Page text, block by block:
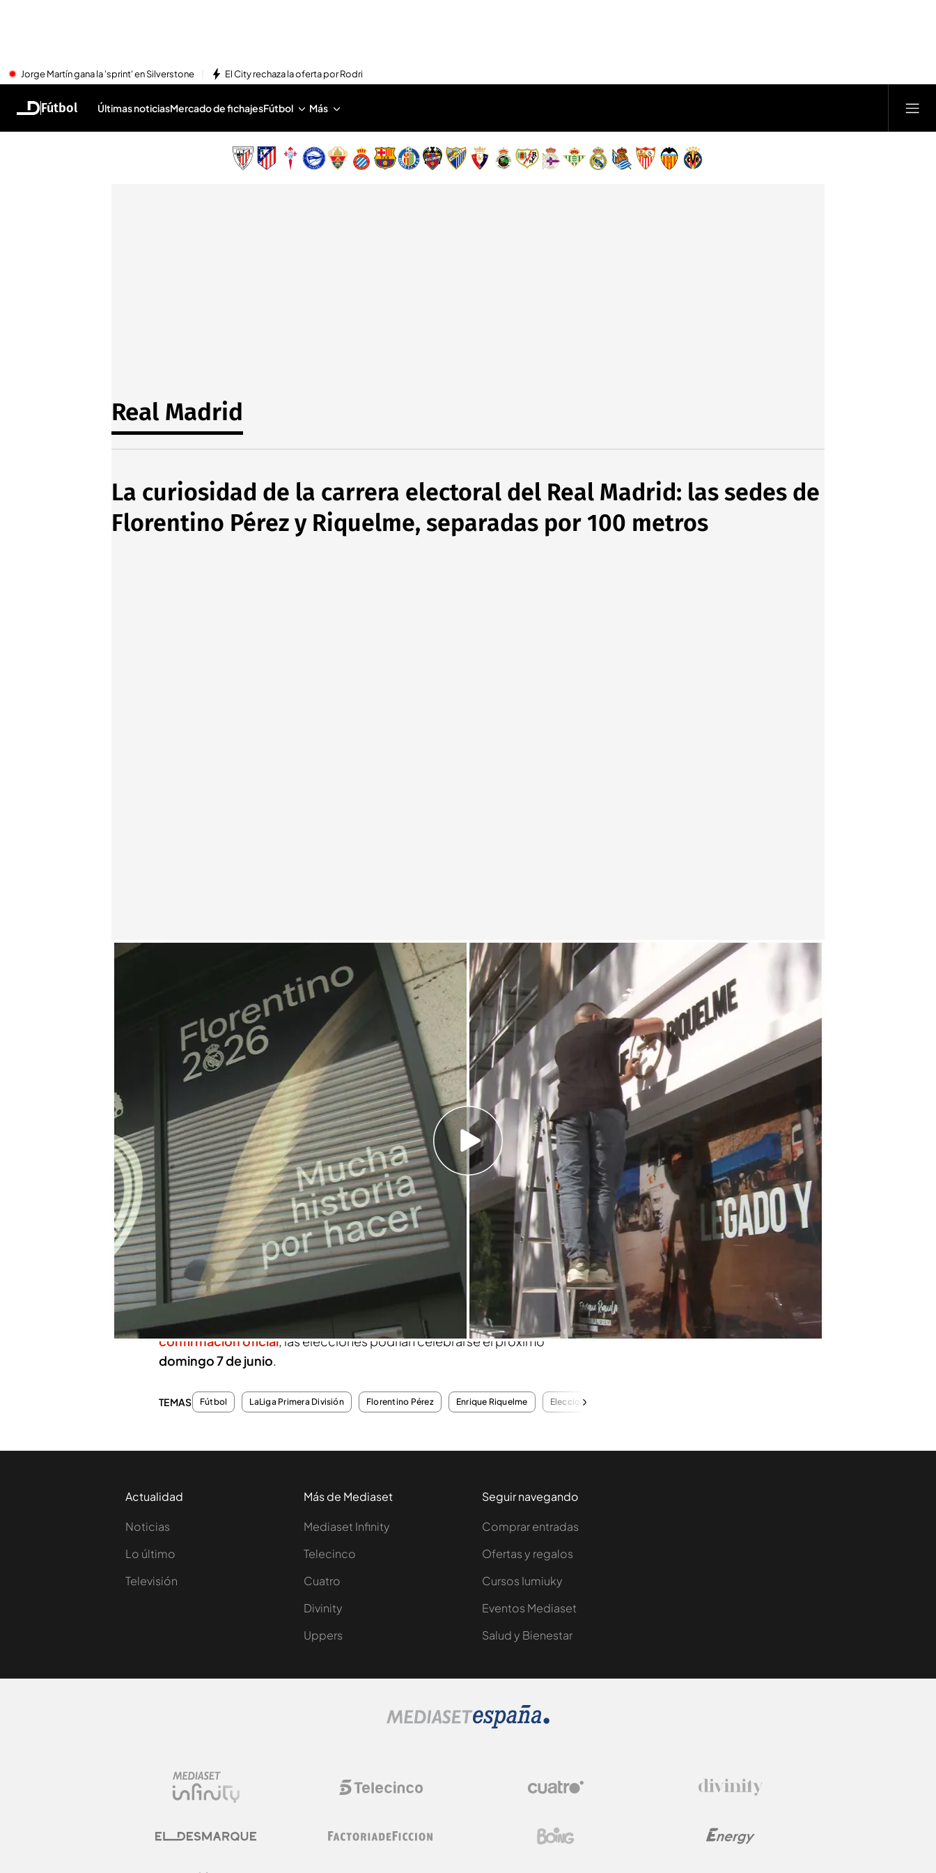
Jorge Martín gana la 'sprint' en Silverstone El City rechaza la oferta por Rodri
Fútbol Últimas noticiasMercado de fichajesFútbol Más
Real Madrid
La curiosidad de la carrera electoral del Real Madrid: las sedes de
Florentino Pérez y Riquelme, separadas por 100 metros
Las sedes de Florentino Pérez y Enrique Riquelme
Las sedes electorales de los dos candidatos a la presidencia del Real
Madrid están sorprendentemente cerca
Santi Cañizares muestra la artimaña electoral de Florentino Pérez en el
Real Madrid: "No se le escapa"
Compartir
El Real Madrid oficializó las eleccionespor la presidencia del conjunto
blanco el domingo y los candidatos seránFlorentino Pérez
Enrique
Riquelme.La carrera electoral de los de Concha Espina ha dejado una
imagen curiosa y es que las sedes de los dos aspirantes
están separadas
por tan solo 100 metros. ElDesmarque ha realizado el recorrido de un
emplazamiento a otro por la calle Rafael Salgado, al lado del Santiago
Bernabéu, para mostrar lo cerca que están una de la otra.A falta de
confirmación oficial, las elecciones podrían celebrarse el próximo
domingo 7 de junio.
TEMAS Fútbol LaLiga Primera División Florentino Pérez Enrique Riquelme Elecciones
Actualidad
Noticias
Lo último
Televisión
Más de Mediaset
Mediaset Infinity
Telecinco
Cuatro
Divinity
Uppers
Seguir navegando
Comprar entradas
Ofertas y regalos
Cursos Iumiuky
Eventos Mediaset
Salud y Bienestar